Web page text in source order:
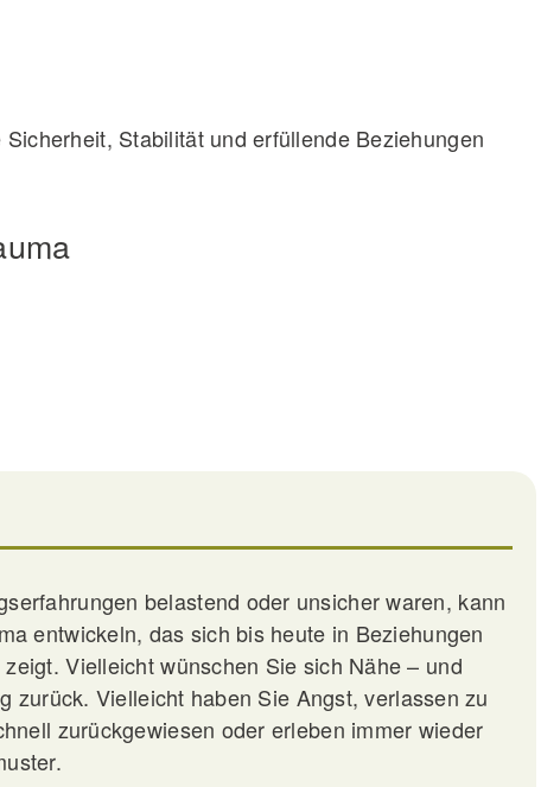
Stabilität und erfüllende Beziehungen
belastend oder unsicher waren, kann
entwickeln, das sich bis heute in Beziehungen
Vielleicht wünschen Sie sich Nähe – und
zurück. Vielleicht haben Sie Angst, verlassen zu
zurückgewiesen oder erleben immer wieder